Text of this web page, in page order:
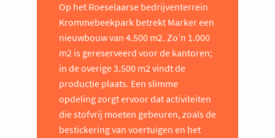
Op het Roeselaarse bedrijventerrein
Krommebeekpark betrekt Marker een
nieuwbouw van 4.500 m2. Zo’n 1.000
m2 is gereserveerd voor de kantoren;
in de overige 3.500 m2 vindt de
productie plaats. Een slimme
opdeling zorgt ervoor dat activiteiten
die stofvrij moeten gebeuren, zoals de
bestickering van voertuigen en het